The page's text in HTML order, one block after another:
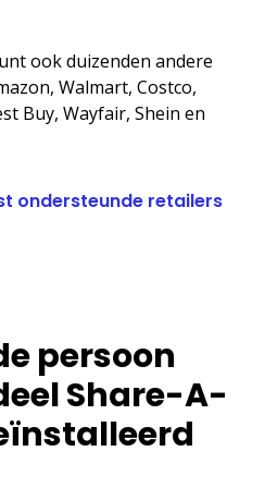
ook duizenden andere
Walmart, Costco,
Buy, Wayfair, Shein en
ondersteunde retailers
persoon
Share-A-